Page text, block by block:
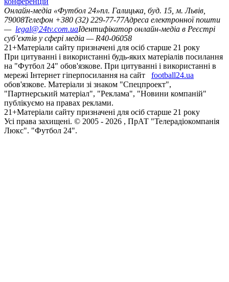
Онлайн-медіа «Футбол 24»пл. Галицька, буд. 15, м. Львів,
79008Телефон +380 (32) 229-77-77Адреса електронної пошти
— legal@24tv.com.uaІдентифікатор онлайн-медіа в Реєстрі
суб’єктів у сфері медіа — R40-06058
21+Матеріали сайту призначені для осіб старше 21 року
При цитуванні і використанні будь-яких матеріалів посилання
на "Футбол 24" обов'язкове. При цитуванні і використанні в
мережі Інтернет гіперпосилання на сайт
football24.ua
обов'язкове. Матеріали зі знаком "Спецпроект",
"Партнерський матеріал", "Реклама", "Новини компаній"
публікуємо на правах реклами.
21+Матеріали сайту призначені для осіб старше 21 року
Усi права захищенi. © 2005 - 2026 , ПрАТ "Телерадіокомпанія
Люкс". "Футбол 24".